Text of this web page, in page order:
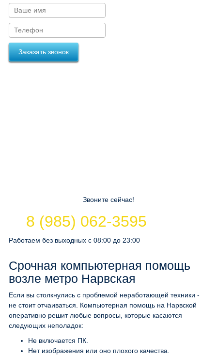
Заказать звонок
Звоните сейчас!
8 (985) 062-3595
Работаем без выходных с 08:00 до 23:00
Срочная компьютерная помощь
возле метро Нарвская
Если вы столкнулись с проблемой неработающей техники -
не стоит отчаиваться. Компьютерная помощь на Нарвской
оперативно решит любые вопросы, которые касаются
следующих неполадок:
Не включается ПК.
Нет изображения или оно плохого качества.